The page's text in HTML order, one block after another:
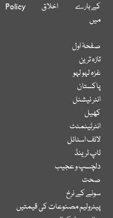
کے بارے
میں
اخلاق
Policy
صفحۂ اول
تازہ ترین
غزہ لہو لہو
پاکستان
انٹر نیشنل
کھیل
انٹرٹینمنٹ
لائف اسٹائل
ٹاپ ٹرینڈ
دلچسپ و عجیب
صحت
سونے کے نرخ
پیٹرولیم مصنوعات کی قیمتیں